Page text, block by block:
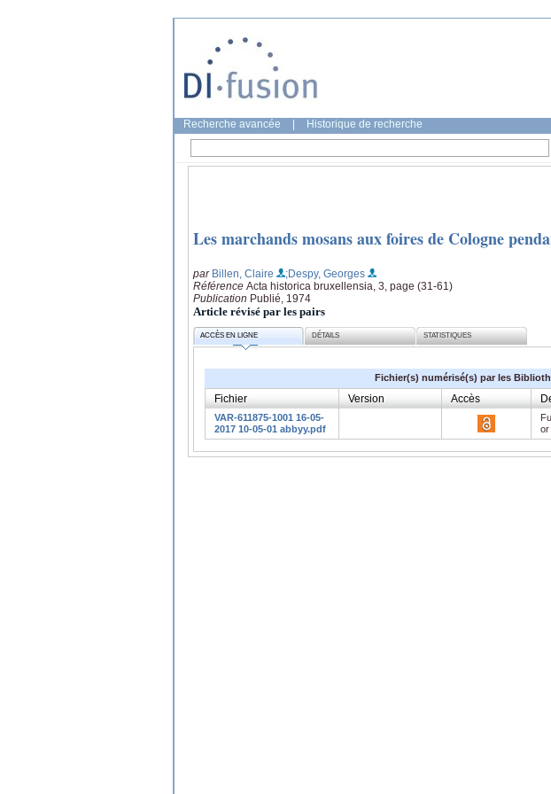
Recherche avancée Historique de recherche
Les marchands mosans aux foires de Cologne
par Billen, Claire
;Despy, Georges
Référence Acta historica bruxellensia, 3, page (31-61)
Publication Publié, 1974
Article révisé par les pairs
ACCÈS EN LIGNE DÉTAILS STATISTIQUES
Fichier(s) numérisé(s) par les
Fichier Version Accès
VAR-611875-1001 16-05-
2017 10-05-01 abbyy.pdf
or